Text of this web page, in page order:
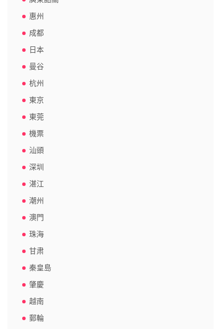
惠州
成都
日本
曼谷
杭州
東京
東莞
機票
汕頭
深圳
湛江
潮州
澳門
珠海
甘肃
秦皇島
肇慶
越南
郵輪